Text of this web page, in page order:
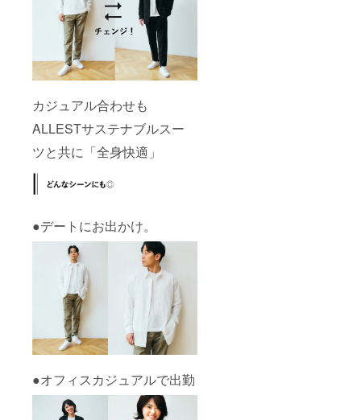
カジュアル合わせも
ALLESTサステナブルスー
ツと共に「全身快適」
●デートにお出かけ。
●オフィスカジュアルで出勤